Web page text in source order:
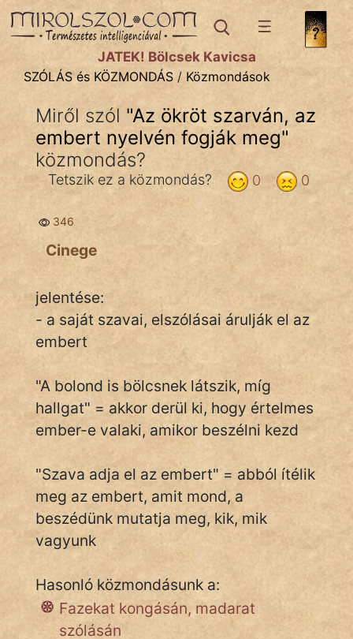
SZÓLÁS ÉS KÖZMONDÁStémák:
Bibliai
Közmondások
Rímelő
Szólások
Tréfás
IRODALOM
KÖZMONDÁS
PSZICHO
ZENE
FILM
ÉLETMÓD
JÁTÉK! Bölcsek Kavicsa
SZÓLÁS és KÖZMONDÁS / Közmondások
Miről szól "Az ökröt szarván, az
embert nyelvén fogják meg"
közmondás?
0
0
Tetszik ez a közmondás?
346
Cinege
jelentése:
- a saját szavai, elszólásai árulják el az
embert
"A bolond is bölcsnek látszik, míg
hallgat" = akkor derül ki, hogy értelmes
ember-e valaki, amikor beszélni kezd
"Szava adja el az embert" = abból ítélik
meg az embert, amit mond, a
beszédünk mutatja meg, kik, mik
vagyunk
Hasonló közmondásunk a:
Fazekat kongásán, madarat
szólásán